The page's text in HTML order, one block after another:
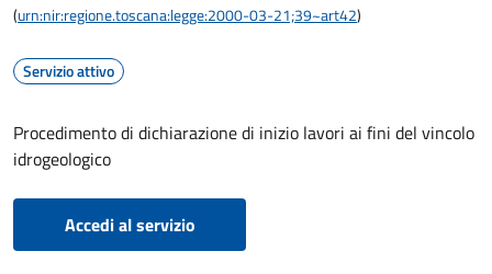
(urn:nir:regione.toscana:legge:2000-03-21;39~art42)
Servizio attivo
Procedimento di dichiarazione di inizio lavori ai fini del vincolo
idrogeologico
Accedi al servizio